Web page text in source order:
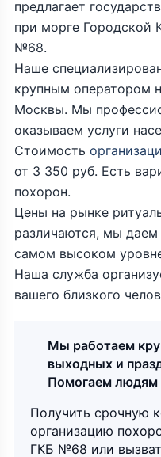
предлагает
при морге Городской
№68.
Наше
крупным оператором
Москвы. Мы
оказываем услуги
Стоимость
от 3 350 руб. Есть
похорон.
Цены на рынке
различаются, мы
самом высоком
Наша служба
вашего близкого
Мы работаем
выходных и
Помогаем людям
Получить срочную
организацию
ГКБ №68 или